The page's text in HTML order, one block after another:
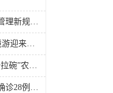
出境安全风险如何防范？出入境管理新规9月15日起施行
气候+政策双重加持云南暑期入境游迎来热潮
美国大规模环孢子虫病暴发，“沙拉碗”农业生产陷入低迷
瑞士巴塞尔军团病聚集暴发累计确诊28例含死亡病例